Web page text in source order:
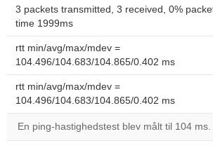
3 packets transmitted, 3 received, 0%
time 1999ms
rtt min/avg/max/mdev =
104.496/104.683/104.865/0.402 ms
rtt min/avg/max/mdev =
104.496/104.683/104.865/0.402 ms
En ping-hastighedstest blev målt til 104 ms.